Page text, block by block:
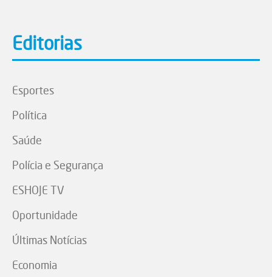
Editorias
Esportes
Política
Saúde
Polícia e Segurança
ESHOJE TV
Oportunidade
Últimas Notícias
Economia